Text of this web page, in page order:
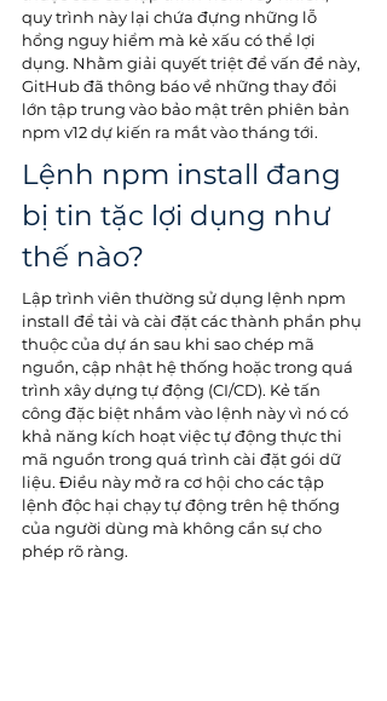
quy trình này lại chứa đựng những lỗ
hổng nguy hiểm mà kẻ xấu có thể lợi
dụng. Nhằm giải quyết triệt để vấn đề này,
GitHub đã thông báo về những thay đổi
lớn tập trung vào bảo mật trên phiên bản
npm v12 dự kiến ra mắt vào tháng tới.
Lệnh npm install đang
bị tin tặc lợi dụng như
thế nào?
Lập trình viên thường sử dụng lệnh npm
install để tải và cài đặt các thành phần phụ
thuộc của dự án sau khi sao chép mã
nguồn, cập nhật hệ thống hoặc trong quá
trình xây dựng tự động (CI/CD). Kẻ tấn
công đặc biệt nhắm vào lệnh này vì nó có
khả năng kích hoạt việc tự động thực thi
mã nguồn trong quá trình cài đặt gói dữ
liệu. Điều này mở ra cơ hội cho các tập
lệnh độc hại chạy tự động trên hệ thống
của người dùng mà không cần sự cho
phép rõ ràng.